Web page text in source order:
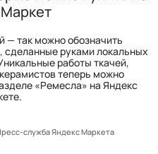
— так можно обозначить
руками локальных
работы ткачей,
теперь можно
«Ремесла» на Яндекс
служба Яндекс Маркета